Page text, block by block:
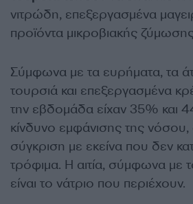
νιτρώδη, επεξεργασμένα
προϊόντα μικροβιακής
Σύμφωνα με τα ευρήματα, τα
τουρσιά και επεξεργασμένα
την εβδομάδα είχαν 35% και
κίνδυνο εμφάνισης της νόσου,
σύγκριση με εκείνα που δεν
τρόφιμα. Η αιτία, σύμφωνα με
είναι το νάτριο που περιέχουν.